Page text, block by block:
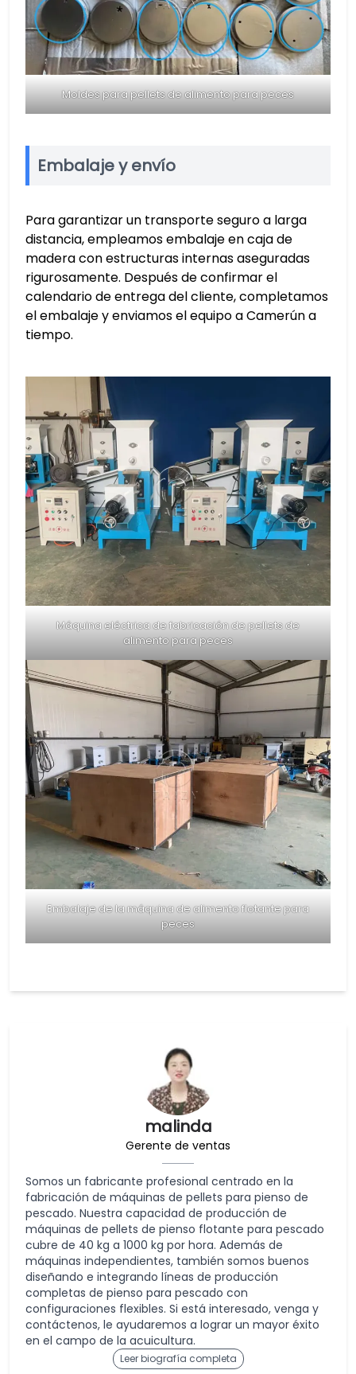
malinda
Gerente de ventas
Somos un fabricante profesional centrado en la
fabricación de máquinas de pellets para pienso de
pescado. Nuestra capacidad de producción de
máquinas de pellets de pienso flotante para pescado
cubre de 40 kg a 1000 kg por hora. Además de
máquinas independientes, también somos buenos
diseñando e integrando líneas de producción
completas de pienso para pescado con
configuraciones flexibles. Si está interesado, venga y
contáctenos, le ayudaremos a lograr un mayor éxito
en el campo de la acuicultura.
Leer biografía completa
Moldes para pellets de alimento para peces
Embalaje y envío
Para garantizar un transporte seguro a larga
distancia, empleamos embalaje en caja de
madera con estructuras internas aseguradas
rigurosamente. Después de confirmar el
calendario de entrega del cliente, completamos
el embalaje y enviamos el equipo a Camerún a
tiempo.
Máquina eléctrica de fabricación de pellets de
alimento para peces
Embalaje de la máquina de alimento flotante para
peces